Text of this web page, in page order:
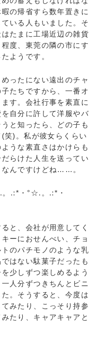
の帰省すら数年置きに
いる人もいました。そ
たまに工場近辺の雑貨
度、東莞の隣の市にす
ようです。
ったにない遠出のチャ
たちですから、一番オ
す。会社行事を素直に
自分に許して洋服やバ
と知ったら、どの子も
笑)。私が彼女らくらい
うな素直さはかけらも
らけた人生を送ってい
んですけどね……。
・°☆.。.:*・
と、会社が用意してく
ーにおせんべい、チョ
のパチモノのような乳
はない駄菓子だったも
少しずつ楽しめるよう
人分ずつきちんとビニ
。そうすると、今度は
みたり、こっそり持参
たり、キャアキャアと